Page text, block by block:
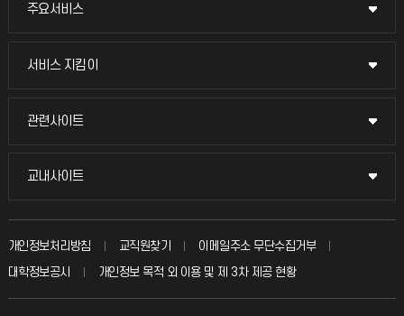
주요서비스
주요서비스
교무회의방송
입학안내
서비스 지킴이
서비스 지킴이
묻고 답하기
칭찬마당
학생서비스 지킴이
관련사이트
관련사이트
국방헬프콜
교내사이트
교내사이트
교수회
교육혁신본부
개인정보처리방침 교직원찾기
이메일주소 무단수집거부
대학정보공시
개인정보 목적 외 이용 및 제 3차 제공 현황